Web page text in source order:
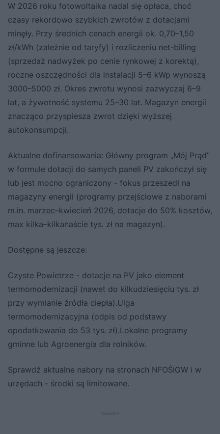
W 2026 roku fotowoltaika nadal się opłaca, choć
czasy rekordowo szybkich zwrotów z dotacjami
minęły. Przy średnich cenach energii ok. 0,70–1,50
zł/kWh (zależnie od taryfy) i rozliczeniu net-billing
(sprzedaż nadwyżek po cenie rynkowej z korektą),
roczne oszczędności dla instalacji 5–6 kWp wynoszą
3000–5000 zł. Okres zwrotu wynosi zazwyczaj 6–9
lat, a żywotność systemu 25–30 lat. Magazyn energii
znacząco przyspiesza zwrot dzięki wyższej
autokonsumpcji.
Aktualne dofinansowania: Główny program „Mój Prąd”
w formule dotacji do samych paneli PV zakończył się
lub jest mocno ograniczony - fokus przeszedł na
magazyny energii (programy przejściowe z naborami
m.in. marzec–kwiecień 2026, dotacje do 50% kosztów,
max kilka–kilkanaście tys. zł na magazyn).
Dostępne są jeszcze:
Czyste Powietrze - dotacje na PV jako element
termomodernizacji (nawet do kilkudziesięciu tys. zł
przy wymianie źródła ciepła).Ulga
termomodernizacyjna (odpis od podstawy
opodatkowania do 53 tys. zł).Lokalne programy
gminne lub Agroenergia dla rolników.
Sprawdź aktualne nabory na stronach NFOŚiGW i w
urzędach - środki są limitowane.